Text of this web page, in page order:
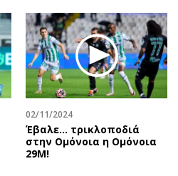
02/11/2024
Έβαλε… τρικλοποδιά
στην Ομόνοια η Ομόνοια
29Μ!